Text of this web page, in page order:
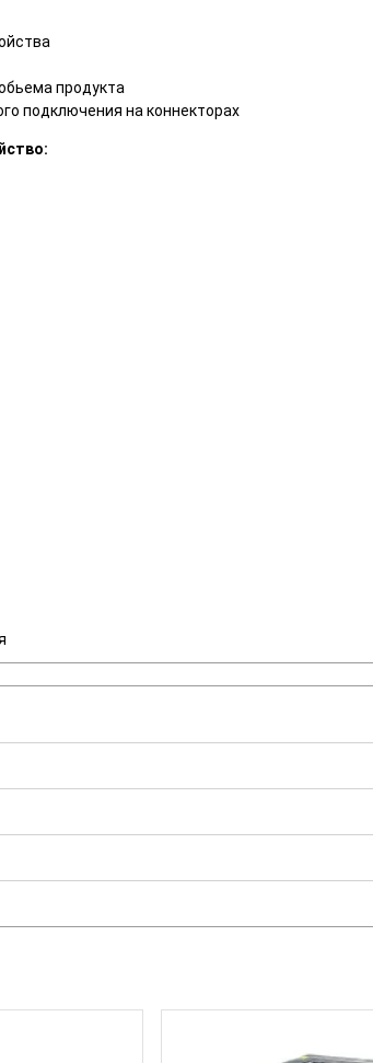
продукта
подключения на коннекторах